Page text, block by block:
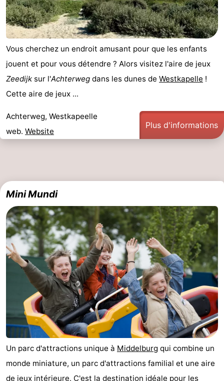
Vous cherchez un endroit amusant pour que les enfants
jouent et pour vous détendre ? Alors visitez l'aire de jeux
Zeedijk sur l'Achterweg dans les dunes de Westkapelle !
Cette aire de jeux ...
Achterweg, Westkapeelle
web. Website
Plus d'informations
Mini Mundi
Un parc d'attractions unique à Middelburg qui combine un
monde miniature, un parc d'attractions familial et une aire
de jeux intérieure. C'est la destination idéale pour les